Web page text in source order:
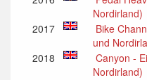
Nordirland)
2017
Bike
und
2018
Canyon -
Nordirland)